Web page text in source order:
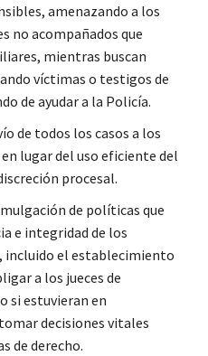
amenazando a los
no acompañados que
mientras buscan
víctimas o testigos de
de ayudar a la Policía.
de todos los casos a los
lugar del uso eficiente del
procesal.
de políticas que
e integridad de los
incluido el establecimiento
a los jueces de
si estuvieran en
decisiones vitales
de derecho.